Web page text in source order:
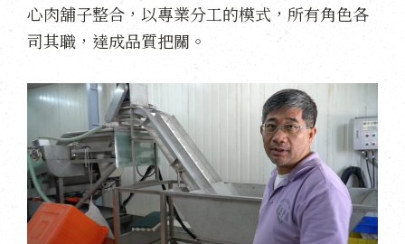
心肉舖子整合，以專業分工的模式，所有角色各
司其職，達成品質把關。